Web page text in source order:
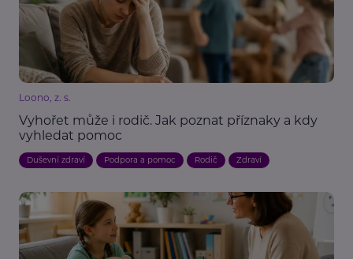
Loono, z. s.
Vyhořet může i rodič. Jak poznat příznaky a kdy
vyhledat pomoc
Duševní zdraví Podpora a pomoc Rodič Zdraví